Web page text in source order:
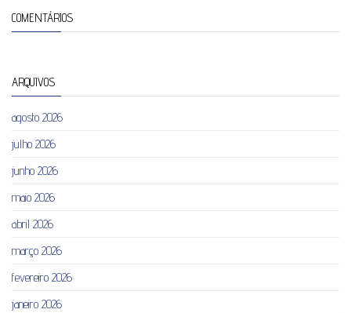
COMENTÁRIOS
ARQUIVOS
agosto 2026
julho 2026
junho 2026
maio 2026
abril 2026
março 2026
fevereiro 2026
janeiro 2026